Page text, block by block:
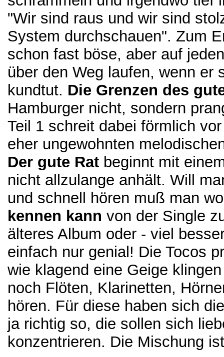
"Wir sind raus und wir sind
System durchschauen". Zum
schon fast böse, aber auf
über den Weg laufen, wenn er
kundtut. Die Grenzen des
Hamburger nicht, sondern
Teil 1 schreit dabei förmlich
eher ungewohnten
Der gute Rat beginnt mit
nicht allzulange anhält. Will
und schnell hören muß man
kennen kann von der Single
älteres Album oder - viel
einfach nur genial! Die Tocos
wie klagend eine Geige
noch Flöten, Klarinetten,
hören. Für diese haben sich
ja richtig so, die sollen sich
konzentrieren. Die Mischung